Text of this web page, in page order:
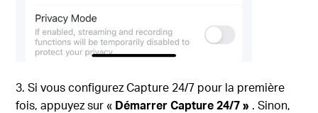
3. Si vous configurez Capture 24/7 pour la première
fois, appuyez sur « Démarrer Capture 24/7» . Sinon,